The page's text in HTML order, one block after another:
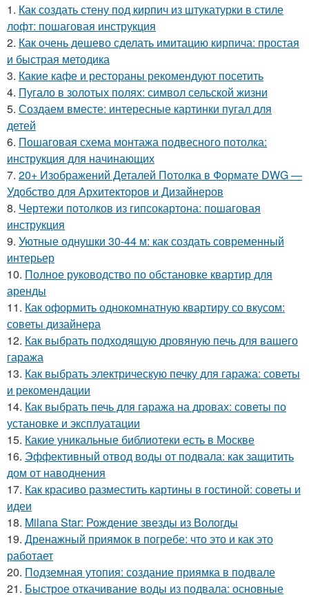
1. Как создать стену под кирпич из штукатурки в стиле
лофт: пошаговая инструкция
2. Как очень дешево сделать имитацию кирпича: простая
и быстрая методика
3. Какие кафе и рестораны рекомендуют посетить
4. Пугало в золотых полях: символ сельской жизни
5. Создаем вместе: интересные картинки пугал для
детей
6. Пошаговая схема монтажа подвесного потолка:
инструкция для начинающих
7. 20+ Изображений Деталей Потолка в Формате DWG —
Удобство для Архитекторов и Дизайнеров
8. Чертежи потолков из гипсокартона: пошаговая
инструкция
9. Уютные однушки 30-44 м: как создать современный
интерьер
10. Полное руководство по обстановке квартир для
аренды
11. Как оформить однокомнатную квартиру со вкусом:
советы дизайнера
12. Как выбрать подходящую дровяную печь для вашего
гаража
13. Как выбрать электрическую печку для гаража: советы
и рекомендации
14. Как выбрать печь для гаража на дровах: советы по
установке и эксплуатации
15. Какие уникальные библиотеки есть в Москве
16. Эффективный отвод воды от подвала: как защитить
дом от наводнения
17. Как красиво разместить картины в гостиной: советы и
идеи
18. Milana Star: Рождение звезды из Вологды
19. Дренажный приямок в погребе: что это и как это
работает
20. Подземная утопия: создание приямка в подвале
21. Быстрое откачивание воды из подвала: основные